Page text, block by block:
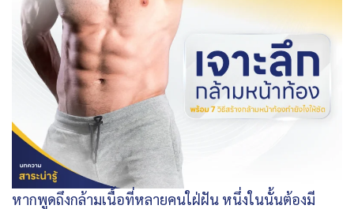
หากพูดถึงกล้ามเนื้อที่หลายคนใฝ่ฝัน หนึ่งในนั้นต้องมี